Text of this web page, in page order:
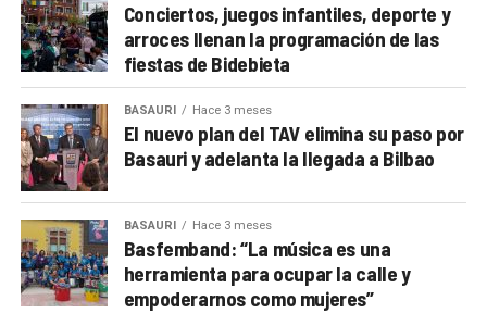
Conciertos, juegos infantiles, deporte y
arroces llenan la programación de las
fiestas de Bidebieta
BASAURI Hace 3 meses
El nuevo plan del TAV elimina su paso por
Basauri y adelanta la llegada a Bilbao
BASAURI Hace 3 meses
Basfemband: “La música es una
herramienta para ocupar la calle y
empoderarnos como mujeres”